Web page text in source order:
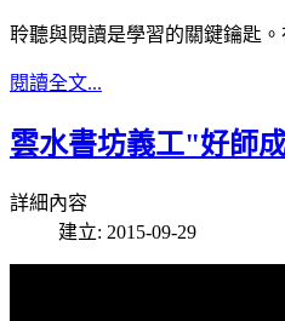
聆聽與閱讀是學習的關鍵鑰匙
閱讀全文...
雲水書坊義工"好師
詳細內容
建立: 2015-09-29